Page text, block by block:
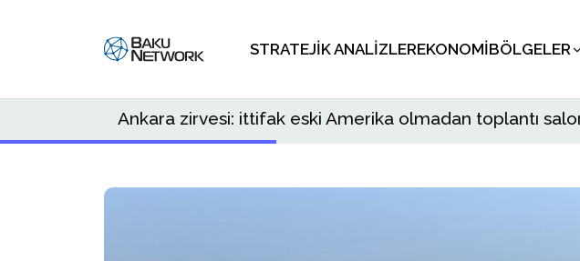
STRATEJIK ANALIZLEREKONOMIBÖLGELER
Ankara zirvesi: ittifak eski Amerika olmadan toplantı